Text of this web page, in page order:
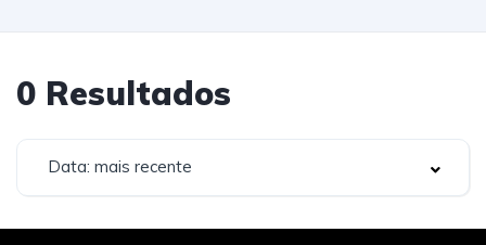
0 Resultados
Data: mais recente